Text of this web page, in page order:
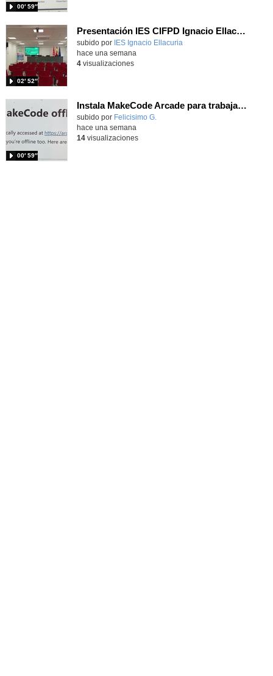
00′ 59″
Presentación IES CIFPD Ignacio Ellacuría
Contenido educativo.
subido por IES Ignacio Ellacuria
02′ 52″
hace una semana
4visualizaciones
Instala MakeCode Arcade para trabajar offline en tu tablet, ordenador, Chromebook
Contenido educativo.
subido por Felicisimo G.
00′ 59″
hace una semana
14visualizaciones